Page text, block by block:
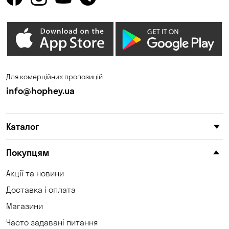
Олександрівка
Борщагівка
Погреби
Пухівка Піщанка
Самар
Сонячне
Для комерційних пропозицій
info@hophey.ua
Каталог
Покупцям
Акції та новини
Доставка і оплата
Магазини
Часто задавані питання